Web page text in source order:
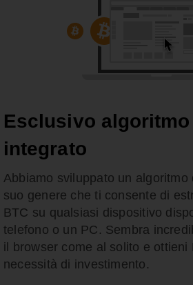
Esclusivo
integrato
Abbiamo sviluppato un algoritmo
suo genere che ti consente di
BTC su qualsiasi dispositivo
telefono o un PC. Sembra
il browser come al solito e ottieni
necessità di investimento.